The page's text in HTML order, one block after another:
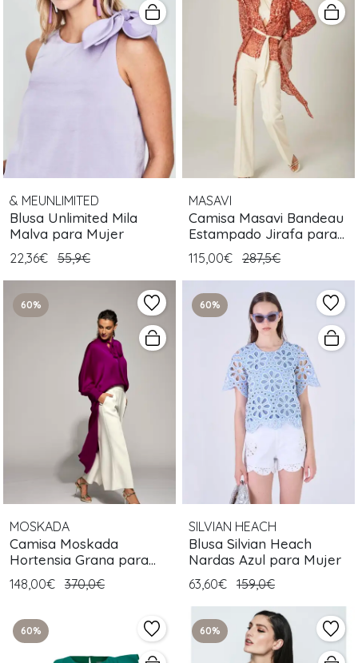
& MEUNLIMITED
Blusa Unlimited Mila
Malva para Mujer
22,36€ 55,9€
MASAVI
Camisa Masavi Bandeau
Estampado Jirafa para
Mujer
115,00€ 287,5€
60%
MOSKADA
Camisa Moskada
Hortensia Grana para
Mujer
148,00€ 370,0€
60%
SILVIAN HEACH
Blusa Silvian Heach
Nardas Azul para Mujer
63,60€ 159,0€
60% 60%